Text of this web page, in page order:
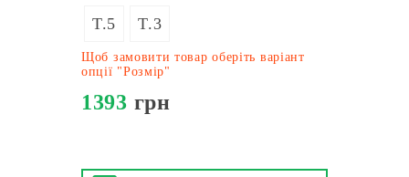
T.5 T.3
Щоб замовити товар оберіть варіант
опції "Розмір"
1393 грн